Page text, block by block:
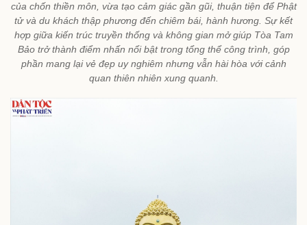
của chốn thiền môn, vừa tạo cảm giác gần gũi, thuận tiện để Phật
tử và du khách thập phương đến chiêm bái, hành hương. Sự kết
hợp giữa kiến trúc truyền thống và không gian mở giúp Tòa Tam
Bảo trở thành điểm nhấn nổi bật trong tổng thể công trình, góp
phần mang lại vẻ đẹp uy nghiêm nhưng vẫn hài hòa với cảnh
quan thiên nhiên xung quanh.